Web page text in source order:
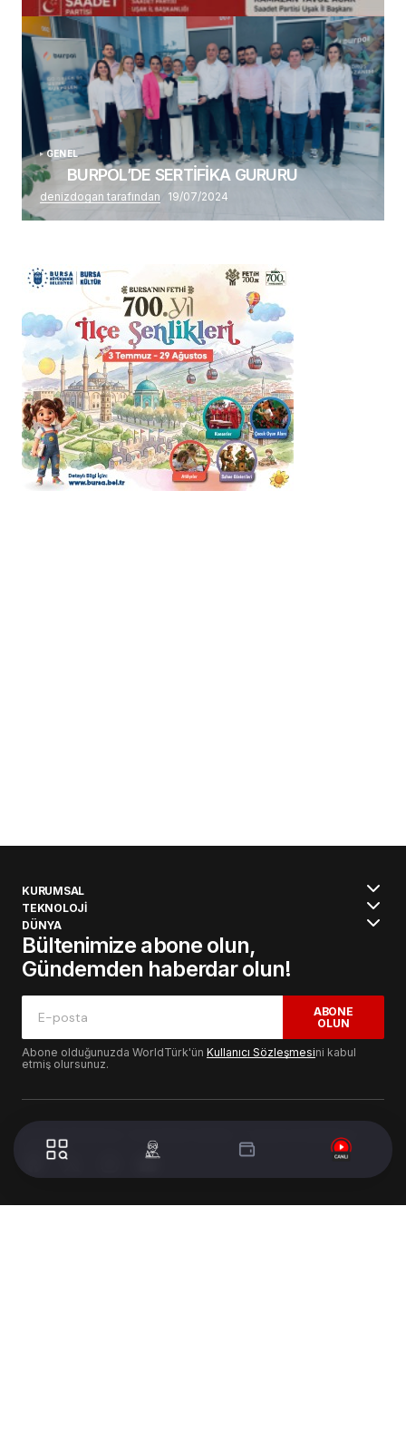
Alaattin Karahan tarafından 14/07/2026
GENEL
BURPOL’DE SERTİFİKA GURURU
denizdogan tarafından 19/07/2024
KURUMSAL
TEKNOLOJİ
DÜNYA
Bültenimize abone olun,
Gündemden haberdar olun!
ABONE
OLUN
Abone olduğunuzda WorldTürk'ün Kullanıcı Sözleşmesini kabul
etmiş olursunuz.
© 2024 WorldTurk. Tüm Hakları Saklıdır. - Tasarım & Geliştirme :
Volion's